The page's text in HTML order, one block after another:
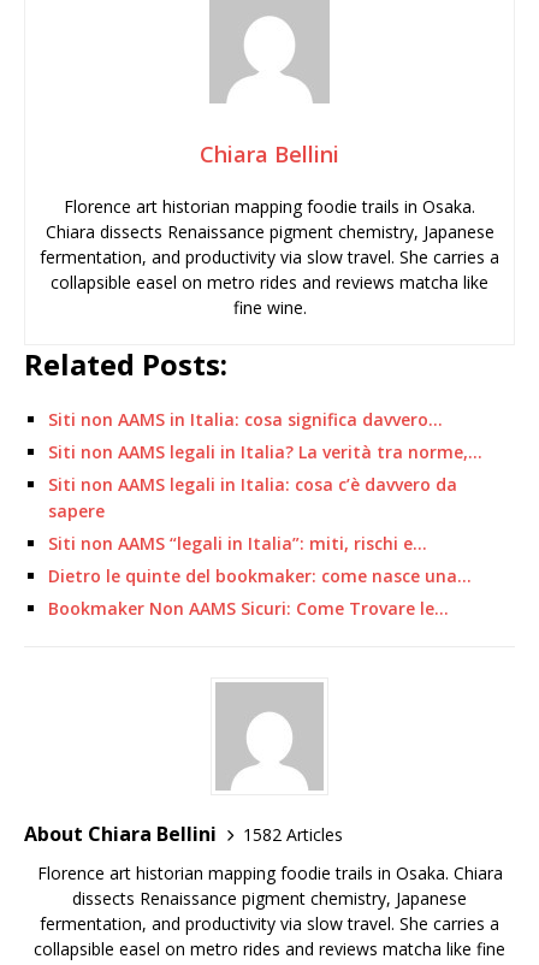
Chiara Bellini
Florence art historian mapping foodie trails in Osaka.
Chiara dissects Renaissance pigment chemistry, Japanese
fermentation, and productivity via slow travel. She carries a
collapsible easel on metro rides and reviews matcha like
fine wine.
Related Posts:
Siti non AAMS in Italia: cosa significa davvero…
Siti non AAMS legali in Italia? La verità tra norme,…
Siti non AAMS legali in Italia: cosa c’è davvero da
sapere
Siti non AAMS “legali in Italia”: miti, rischi e…
Dietro le quinte del bookmaker: come nasce una…
Bookmaker Non AAMS Sicuri: Come Trovare le…
About Chiara Bellini
1582 Articles
Florence art historian mapping foodie trails in Osaka. Chiara
dissects Renaissance pigment chemistry, Japanese
fermentation, and productivity via slow travel. She carries a
collapsible easel on metro rides and reviews matcha like fine